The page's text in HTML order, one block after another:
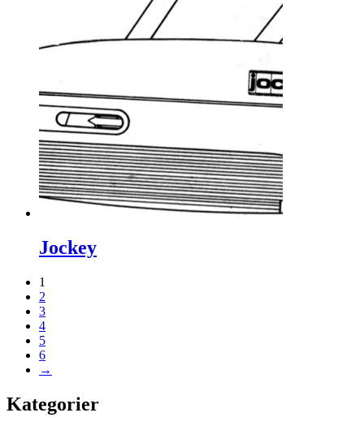
Jockey
1
2
3
4
5
6
→
Kategorier